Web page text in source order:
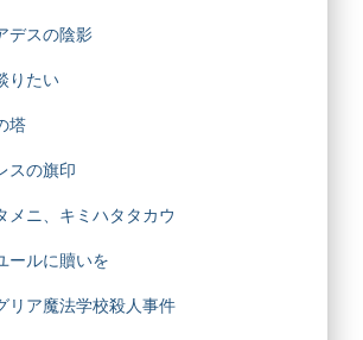
デスの陰影
りたい
塔
スの旗印
メニ、キミハタタカウ
ールに贖いを
リア魔法学校殺人事件